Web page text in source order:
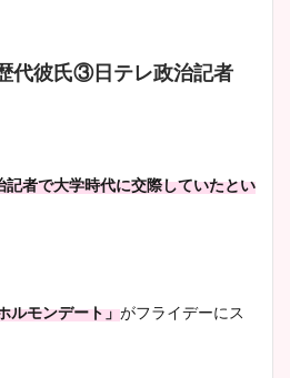
代彼氏③日テレ政治記者
者で大学時代に交際していたとい
ルモンデート」がフライデーにス